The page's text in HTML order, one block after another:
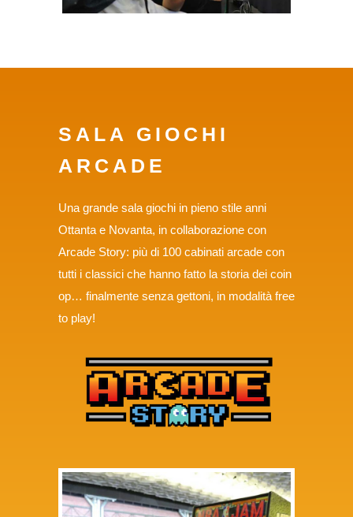
SALA GIOCHI
ARCADE
Una grande sala giochi in pieno stile anni
Ottanta e Novanta, in collaborazione con
Arcade Story: più di 100 cabinati arcade con
tutti i classici che hanno fatto la storia dei coin
op… finalmente senza gettoni, in modalità free
to play!